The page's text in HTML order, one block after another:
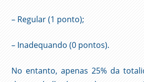
– Regular (1 ponto);
– Inadequando (0 pontos).
No entanto, apenas 25% da